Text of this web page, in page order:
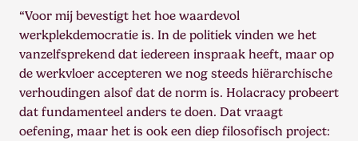
“Voor mij bevestigt het hoe waardevol
werkplekdemocratie is. In de politiek vinden we het
vanzelfsprekend dat iedereen inspraak heeft, maar op
de werkvloer accepteren we nog steeds hiërarchische
verhoudingen alsof dat de norm is. Holacracy probeert
dat fundamenteel anders te doen. Dat vraagt
oefening, maar het is ook een diep filosofisch project: